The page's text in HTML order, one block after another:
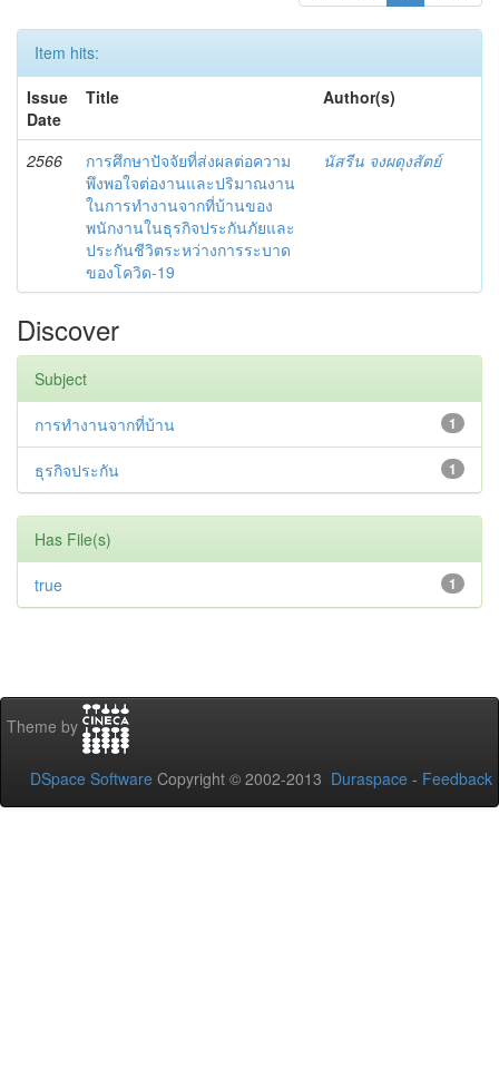
Item hits:
Issue
Date
Title Author(s)
2566
การศึกษาปัจจัยที่ส่งผลต่อความ
พึงพอใจต่องานและปริมาณงาน
ในการทำงานจากที่บ้านของ
พนักงานในธุรกิจประกันภัยและ
ประกันชีวิตระหว่างการระบาด
ของโควิด-19
นัสรีน จงผดุงสัตย์
Discover
Subject
1
การทำงานจากที่บ้าน
1
ธุรกิจประกัน
Has File(s)
1
true
Theme by
DSpace Software Copyright © 2002-2013 Duraspace - Feedback